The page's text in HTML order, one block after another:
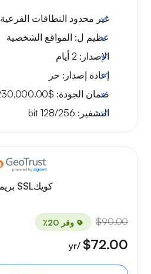
غير محدود النطاقات الفرعية
عظيم ل: المواقع الشخصية
الإصدار:
إعادة إصدار: حر
ضمان الجودة: $1,230,000.00
التشفير: 128/256 bit
كويكSSL بريميوم
$90.00 وفر 20٪
$72.00
/yr